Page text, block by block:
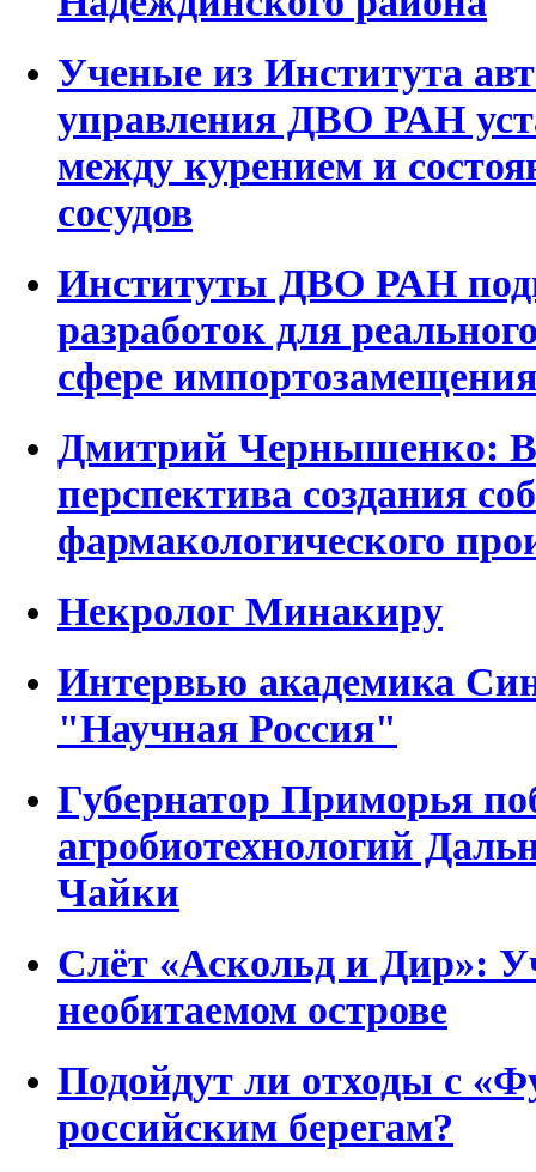
Ученые из Института
управления ДВО РАН
между курением и
сосудов
Институты ДВО РАН
разработок для
сфере импортозамещения
Дмитрий Чернышенко: В
перспектива создания
фармакологического
Некролог Минакиру
Интервью академика
"Научная Россия"
Губернатор Приморья
агробиотехнологий
Чайки
Слёт «Аскольд и Дир»:
необитаемом острове
Подойдут ли отходы с
российским берегам?